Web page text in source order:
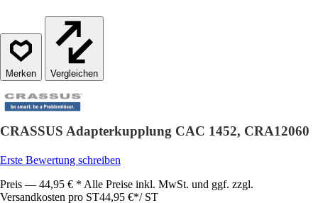
Vergleichen
CRASSUS Adapterkupplung CAC 1452, CRA12060
Erste Bewertung schreiben
Preis — 44,95 € * Alle Preise inkl. MwSt. und ggf. zzgl.
Versandkosten pro ST44,95 €*/ ST